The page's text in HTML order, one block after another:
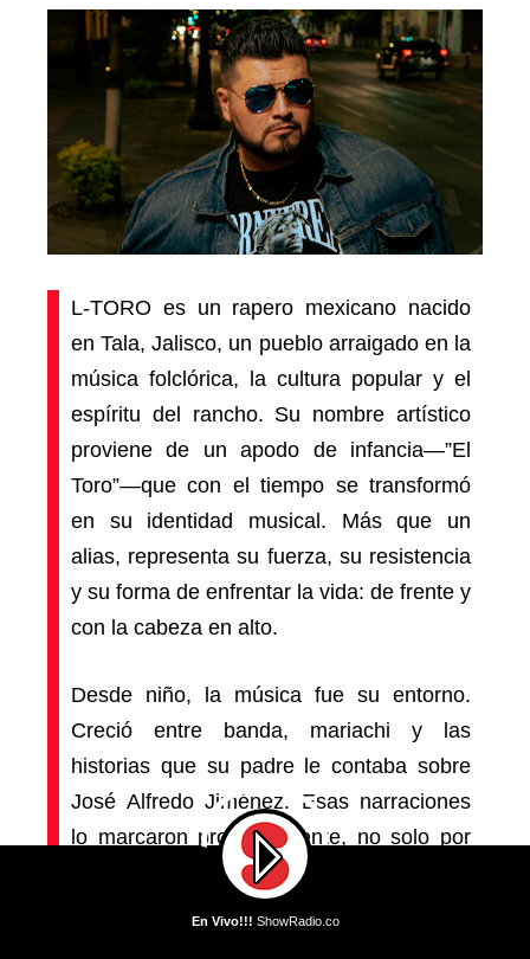
L-TORO es un rapero mexicano nacido
en Tala, Jalisco, un pueblo arraigado en la
música folclórica, la cultura popular y el
espíritu del rancho. Su nombre artístico
proviene de un apodo de infancia—”El
Toro”—que con el tiempo se transformó
en su identidad musical. Más que un
alias, representa su fuerza, su resistencia
y su forma de enfrentar la vida: de frente y
con la cabeza en alto.
Desde niño, la música fue su entorno.
Creció entre banda, mariachi y las
historias que su padre le contaba sobre
José Alfredo Jiménez. Esas narraciones
lo marcaron profundamente, no solo por
su contenido, sino porque le enseñaron
En Vivo!!! ShowRadio.co